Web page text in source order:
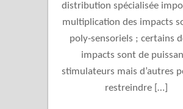
distribution spécialisée
multiplication des impacts
poly-sensoriels ; certains
impacts sont de
stimulateurs mais d’autres
restreindre […]